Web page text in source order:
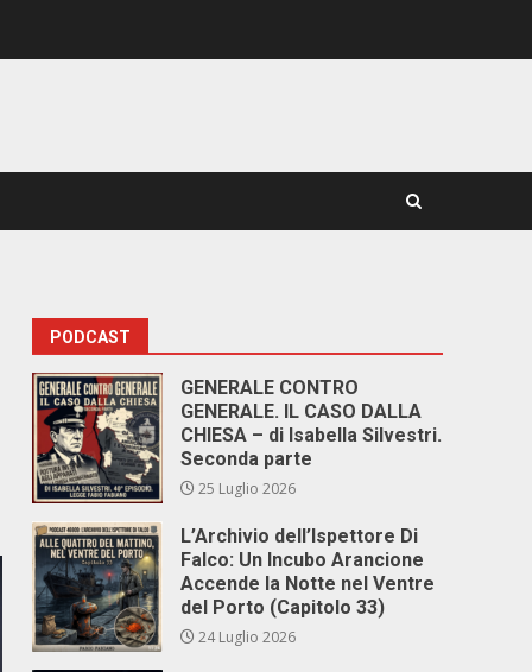
PODCAST
GENERALE CONTRO
GENERALE. IL CASO DALLA
CHIESA – di Isabella Silvestri.
Seconda parte
25 Luglio 2026
L’Archivio dell’Ispettore Di
Falco: Un Incubo Arancione
Accende la Notte nel Ventre
del Porto (Capitolo 33)
24 Luglio 2026